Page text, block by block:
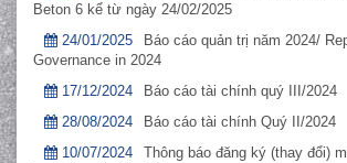
Beton 6 kể từ ngày 24/02/2025
24/01/2025
Báo cáo quản trị năm 2024/
Governance in 2024
17/12/2024
Báo cáo tài chính quý III/2024
28/08/2024
Báo cáo tài chính Quý II/2024
10/07/2024
Thông báo đăng ký (thay đổi)